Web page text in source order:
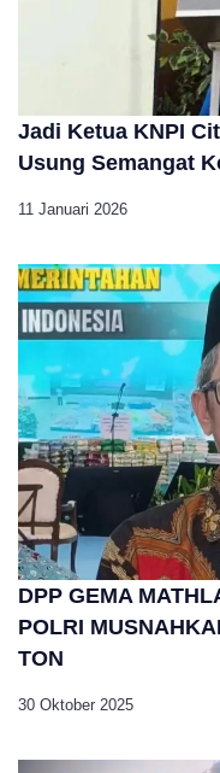
Jadi Ketua KNPI
Usung Semangat
11 Januari 2026
DPP GEMA
POLRI
TON
30 Oktober 2025